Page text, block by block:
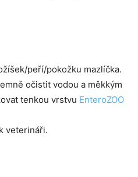
peří/pokožku mazlíčka.
očistit vodou a měkkým
tenkou vrstvu EnteroZOO
veterináři.